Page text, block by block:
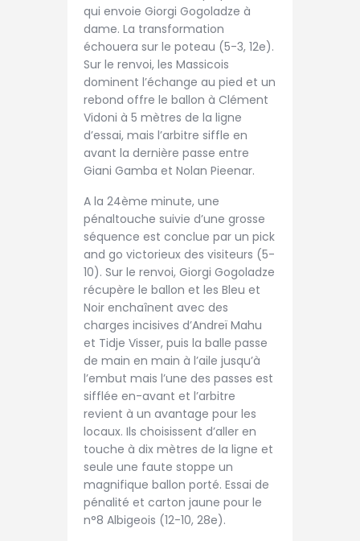
qui envoie Giorgi Gogoladze à
dame. La transformation
échouera sur le poteau (5-3, 12e).
Sur le renvoi, les Massicois
dominent l’échange au pied et un
rebond offre le ballon à Clément
Vidoni à 5 mètres de la ligne
d’essai, mais l’arbitre siffle en
avant la dernière passe entre
Giani Gamba et Nolan Pieenar.
A la 24ème minute, une
pénaltouche suivie d’une grosse
séquence est conclue par un pick
and go victorieux des visiteurs (5-
10). Sur le renvoi, Giorgi Gogoladze
récupère le ballon et les Bleu et
Noir enchaînent avec des
charges incisives d’Andreï Mahu
et Tidje Visser, puis la balle passe
de main en main à l’aile jusqu’à
l’embut mais l’une des passes est
sifflée en-avant et l’arbitre
revient à un avantage pour les
locaux. Ils choisissent d’aller en
touche à dix mètres de la ligne et
seule une faute stoppe un
magnifique ballon porté. Essai de
pénalité et carton jaune pour le
n°8 Albigeois (12-10, 28e).